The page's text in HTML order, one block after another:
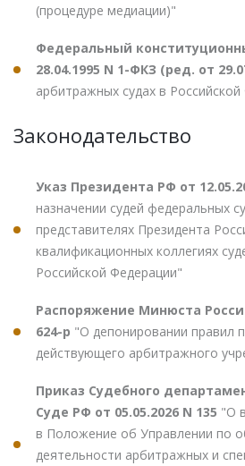
(процедуре медиации)"
Федеральный
28.04.1995 N 1-ФКЗ (ред. от
арбитражных судах в
Законодательство
Указ Президента РФ от
назначении судей федеральных
представителях Президента
квалификационных коллегиях
Российской Федерации"
Распоряжение Минюста
624-р "О депонировании правил
действующего арбитражного
Приказ Судебного
Суде РФ от 05.05.2026 N 135 "О
в Положение об Управлении по
деятельности арбитражных и